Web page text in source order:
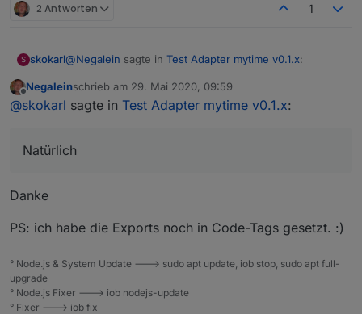
2 Antworten 1
S skokarl@Negalein sagte in Test Adapter mytime v0.1.x:
Würdest du einen Export vom Widget und Blockly
Spoiler
Blockly.
Du benötigst zwei Datenpunkte, input, output,....beides
String
Offline
Negaleinschrieb am 29. Mai 2020, 09:59
zuletzt editiert von
@skokarl sagte in Test Adapter mytime v0.1.x:
Natürlich
Danke
PS: ich habe die Exports noch in Code-Tags gesetzt. :)
° Node.js & System Update ---> sudo apt update, iob stop, sudo apt full-
upgrade
° Node.js Fixer ---> iob nodejs-update
° Fixer ---> iob fix